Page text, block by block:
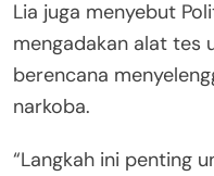
Lia juga menyebut
mengadakan alat tes
berencana
narkoba.
“Langkah ini penting